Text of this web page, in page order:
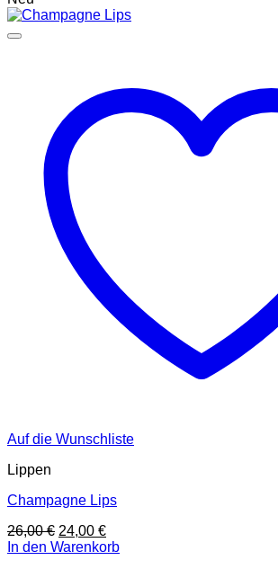
Auf die Wunschliste
Lippen
Champagne Lips
26,00€ Ursprünglicher
Preis
24,00 €Aktueller
Preis
In den Warenkorb